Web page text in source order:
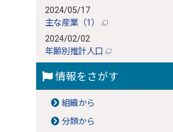
2024/05/17
主な産業（1）
2024/02/02
年齢別推計人口
情報をさがす
組織から
分類から